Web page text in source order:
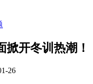
掀开冬训热潮！
26